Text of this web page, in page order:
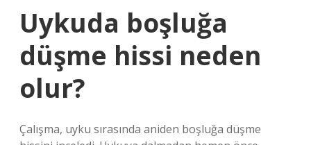
Uykuda boşluğa
düşme hissi neden
olur?
Çalışma, uyku sırasında aniden boşluğa düşme